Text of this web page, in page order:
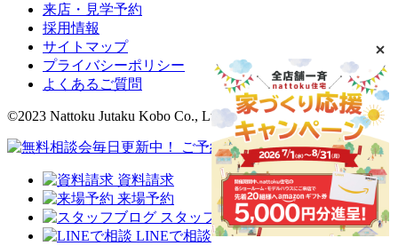
来店・見学予約
採用情報
サイトマップ
プライバシーポリシー
よくあるご質問
©2023 Nattoku Jutaku Kobo Co., Ltd.
資料請求
来場予約
スタッフブログ
LINEで相談